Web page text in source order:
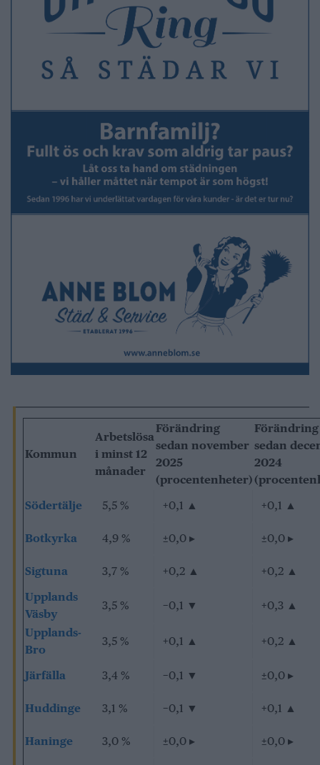
Kommun
Arbetslösa
i minst 12
månader
Förändring
sedan november
2025
(procentenheter)
Förändring
sedan
2024
Södertälje
5,5 % +0,1 ▲ +0,1 ▲
Botkyrka 4,9 % ±0,0 ▸ ±0,0 ▸
Sigtuna 3,7 % +0,2 ▲ +0,2 ▲
Upplands
Väsby
3,5 % −0,1 ▼ +0,3 ▲
Upplands-
Bro
3,5 % +0,1 ▲ +0,2 ▲
Järfälla 3,4 % −0,1 ▼ ±0,0 ▸
Huddinge 3,1 % −0,1 ▼ +0,1 ▲
Haninge 3,0 % ±0,0 ▸ ±0,0 ▸